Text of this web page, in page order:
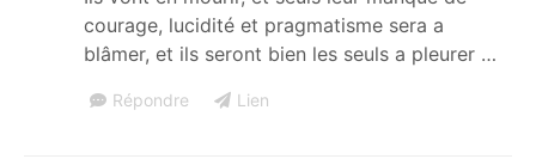
courage, lucidité et pragmatisme sera a
blâmer, et ils seront bien les seuls a pleurer …
Répondre Lien